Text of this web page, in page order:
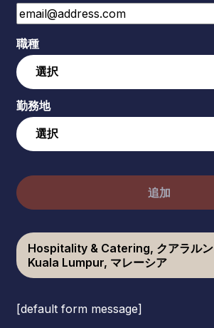
職種
勤務地
追加
Hospitality & Catering, クアラルン
Kuala Lumpur, マレーシア
[default form message]